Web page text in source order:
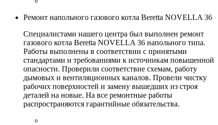
Ремонт напольного газового котла Beretta NOVELLA 36
Специалистами нашего центра был выполнен ремонт
газового котла Beretta NOVELLA 36 напольного типа.
Работы выполнены в соответствии с принятыми
стандартами и требованиями к источникам повышенной
опасности. Проверили соответствие схемам, работу
дымовых и вентиляционных каналов. Провели чистку
рабочих поверхностей и замену вышедших из строя
деталей на новые. На все ремонтные работы
распространяются гарантийные обязательства.